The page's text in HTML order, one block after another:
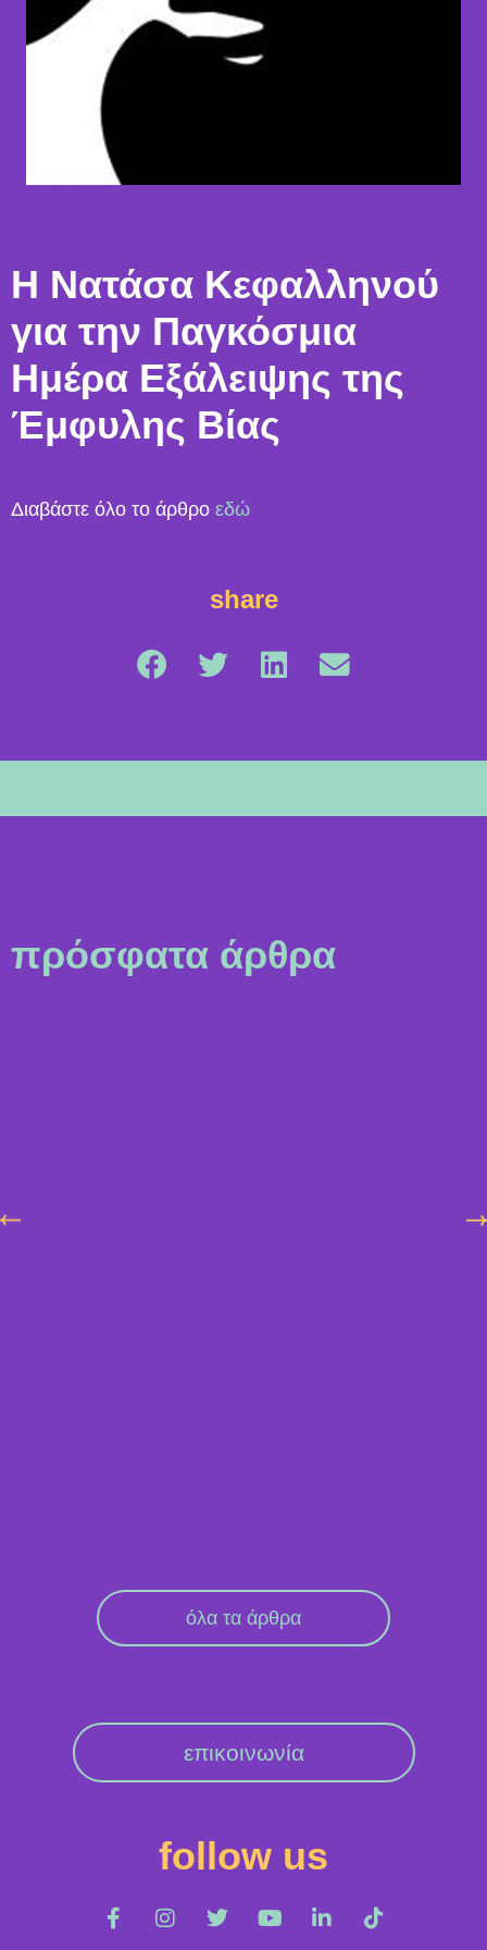
Η Νατάσα Κεφαλληνού
για την Παγκόσμια
Ημέρα Εξάλειψης της
Έμφυλης Βίας
Διαβάστε όλο το άρθρο εδώ
share
πρόσφατα άρθρα
όλα τα άρθρα
επικοινωνία
follow us